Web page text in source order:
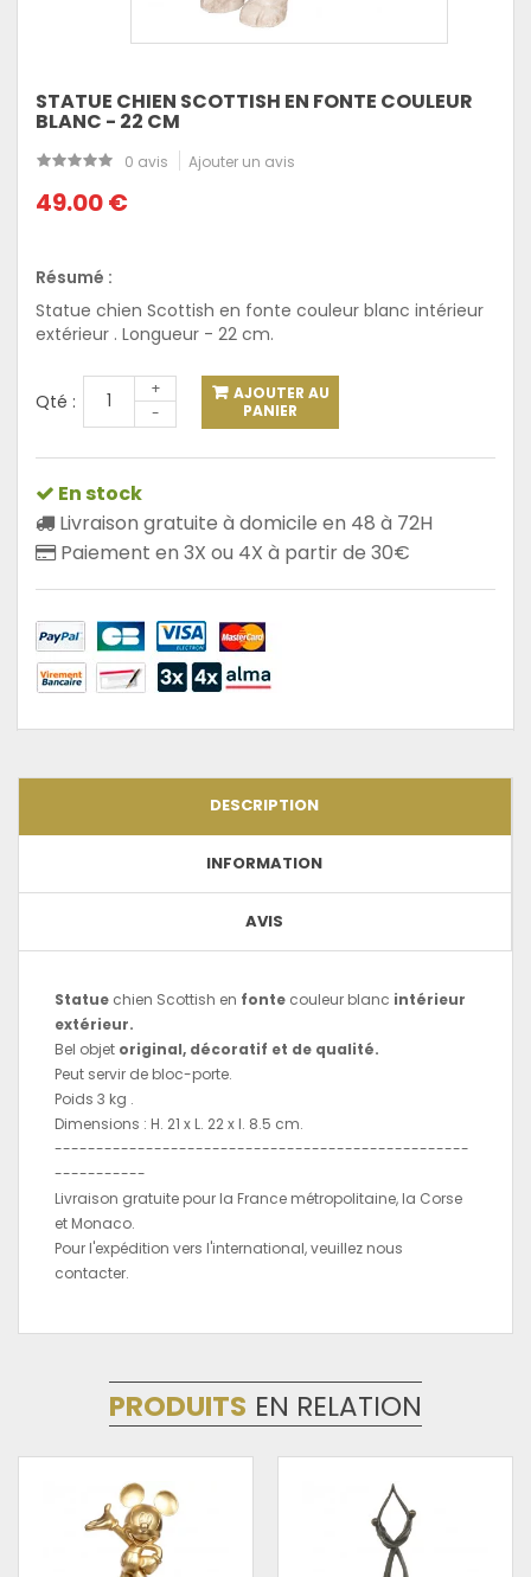
STATUE CHIEN SCOTTISH EN FONTE COULEUR
BLANC - 22 CM
0 avis Ajouter un avis
49.00 €
Résumé :
Statue chien Scottish en fonte couleur blanc intérieur
extérieur . Longueur - 22 cm.
Qté :
+
-
AJOUTER AU
PANIER
En stock
Livraison gratuite à domicile en 48 à 72H
Paiement en 3X ou 4X à partir de 30€
DESCRIPTION
INFORMATION
AVIS
Statue chien Scottish en fonte couleur blanc intérieur
extérieur.
Bel objet original, décoratif et de qualité.
Peut servir de bloc-porte.
Poids 3 kg .
Dimensions : H. 21 x L. 22 x l. 8.5 cm.
--------------------------------------------------
-----------
Livraison gratuite pour la France métropolitaine, la Corse
et Monaco.
Pour l'expédition vers l'international, veuillez nous
contacter.
PRODUITS EN RELATION